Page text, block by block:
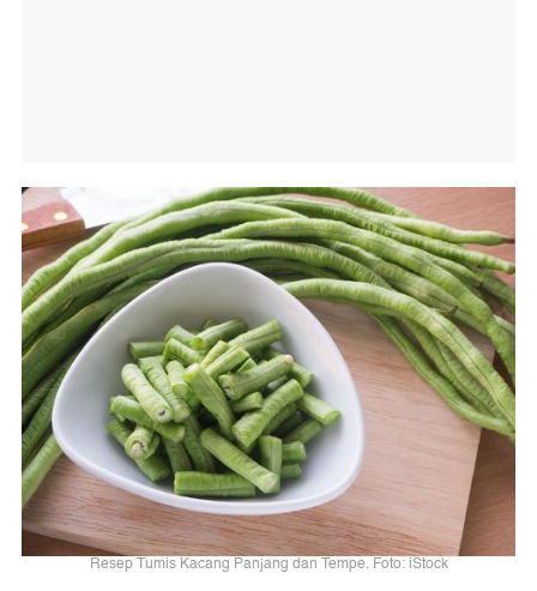
Resep Tumis Kacang Panjang dan Tempe. Foto: iStock